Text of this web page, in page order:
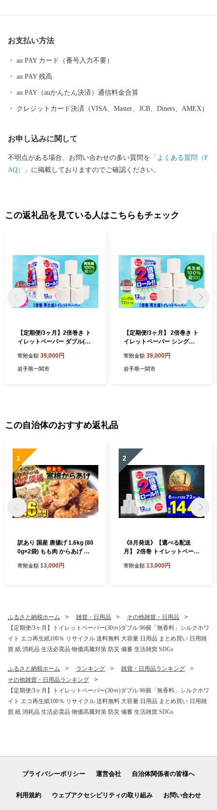
は、廃藩置県によって、胆沢県、一関県、水沢県、磐井県と変遷
し、明治９年に岩手県に編入されました。 昭和の大合併によっ
合併、平成23年９月に編入合併し現在に至っています。 ◆自然
本市は、四季折々に多彩な表情を示すめぐみ豊かな自然に包まれ
ています。 市の西側にある栗駒山の周囲には深い森が広がり、
穏やかな隆起準平原で、なだらかな高原には牧場が各所に開かれ
ています。 北上平野の南端部にあたる市の中央部には標高の低
い平地が広がり、東北一の大河北上川が緩やかに流れています。
「平泉」の関連資産である骨寺村荘園遺跡があるほか、平泉文化
神社祭のマツリバ行事、県内有数の規模を誇る川崎地域の花火大
会、奇祭として知られる大東大原水かけ祭りや縄文の野焼きを再
現した藤沢野焼祭など各地で行われる独特の祭りも豊富です。
古くから冠婚葬祭や農作業の節目、季節の行事などの場面で、も
ちをついてふるまう「もち食文化」があります。
お支払い方法
au PAY カード（番号入力不要）
au PAY 残高
au PAY（auかんたん決済）通信料金合算
クレジットカード決済（VISA、Master、JCB、Diners、AMEX）
お申し込みに関して
不明点がある場合、お問い合わせの多い質問を 「よくある質問（F
AQ）」 に掲載しておりますのでご確認ください。
この返礼品を見ている人はこちらもチェック
【定期便/3ヶ月】2倍巻き ト
イレットペーパー ダブル(50
00％ リサイクル 送料無料 大
容量 日用品 まとめ買い 日用
寄附金額 39,000円
岩手県一関市
【定期便/3ヶ月】 2倍巻き ト
イレットペーパー シングル
紙100％ リサイクル 送料無
料 大容量 日用品 まとめ買い
寄附金額 39,000円
岩手県一関市
この自治体のおすすめ返礼品
1
訳あり 国産 唐揚げ 1.6kg (80
0g×2袋) もも肉 からあげ か
品 お弁当 弁当 おかず 惣菜
寄附金額 13,000円
2
《8月発送》【選べる配送
月】 2倍巻 トイレットペーパ
パック 100m ふるさと納税
ランキング 送料無料 岩手県
一関市
寄附金額 13,000円
ふるさと納税ホーム 雑貨・日用品
その他雑貨・日用品
【定期便/3ヶ月】トイレットペーパー(30ｍ)ダブル 96個「無香料」シルクホワ
イト エコ再生紙100％ リサイクル 送料無料 大容量 日用品 まとめ買い 日用雑
貨 紙 消耗品 生活必需品 物価高騰対策 防災 備蓄 生活雑貨 SDGs
ふるさと納税ホーム ランキング
雑貨・日用品ランキング
その他雑貨・日用品ランキング
【定期便/3ヶ月】トイレットペーパー(30ｍ)ダブル 96個「無香料」シルクホワ
イト エコ再生紙100％ リサイクル 送料無料 大容量 日用品 まとめ買い 日用雑
貨 紙 消耗品 生活必需品 物価高騰対策 防災 備蓄 生活雑貨 SDGs
プライバシーポリシー 運営会社 自治体関係者の皆様へ
利用規約 ウェブアクセシビリティの取り組み お問い合わせ